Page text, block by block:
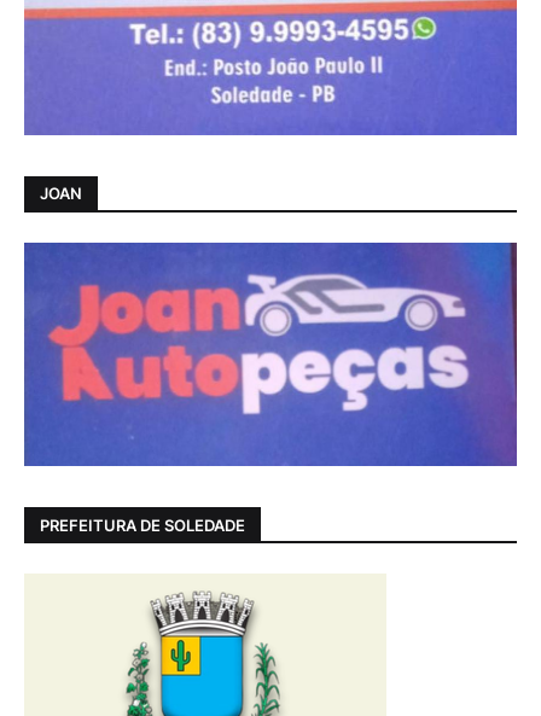
JOAN
PREFEITURA DE SOLEDADE